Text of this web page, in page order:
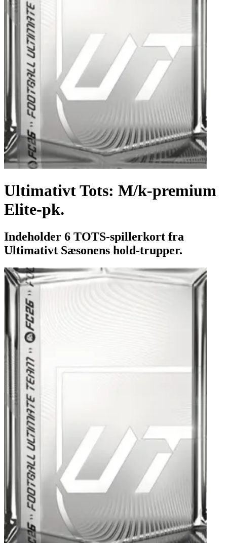
Ultimativt Tots: M/k-premium
Elite-pk.
Indeholder 6 TOTS-spillerkort fra
Ultimativt Sæsonens hold-trupper.